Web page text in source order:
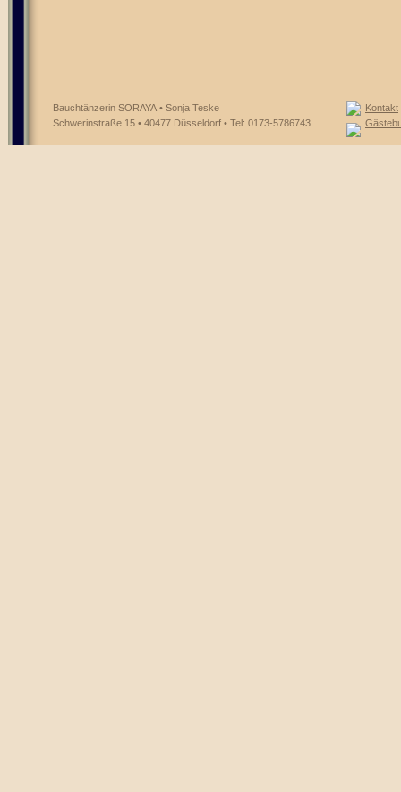
Bauchtänzerin SORAYA • Sonja Teske
Schwerinstraße 15 • 40477 Düsseldorf • Tel: 0173-5786743
Kontakt